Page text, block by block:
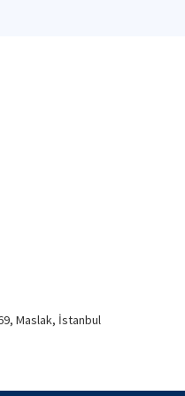
Maslak, İstanbul